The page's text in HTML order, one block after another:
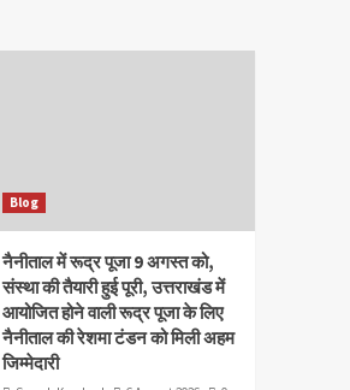
Blog
नैनीताल में रूद्र पूजा 9 अगस्त को,
संस्था की तैयारी हुई पूरी, उत्तराखंड में
आयोजित होने वाली रूद्र पूजा के लिए
नैनीताल की रेशमा टंडन को मिली अहम
जिम्मेदारी